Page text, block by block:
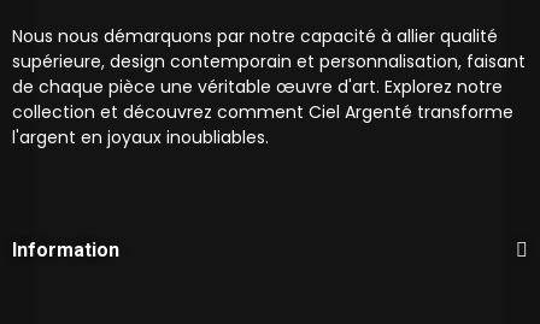
Nous nous démarquons par notre capacité à allier qualité
supérieure, design contemporain et personnalisation, faisant
de chaque pièce une véritable œuvre d'art. Explorez notre
collection et découvrez comment Ciel Argenté transforme
l'argent en joyaux inoubliables.
Information